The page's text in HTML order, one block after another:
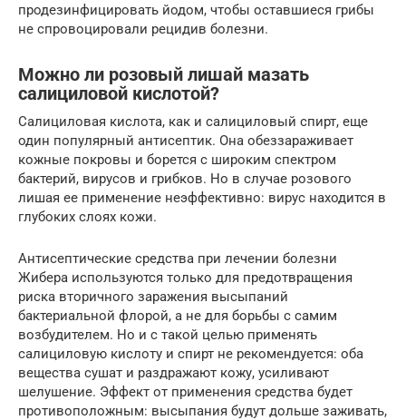
продезинфицировать йодом, чтобы оставшиеся грибы
не спровоцировали рецидив болезни.
Можно ли розовый лишай мазать
салициловой кислотой?
Салициловая кислота, как и салициловый спирт, еще
один популярный антисептик. Она обеззараживает
кожные покровы и борется с широким спектром
бактерий, вирусов и грибков. Но в случае розового
лишая ее применение неэффективно: вирус находится в
глубоких слоях кожи.
Антисептические средства при лечении болезни
Жибера используются только для предотвращения
риска вторичного заражения высыпаний
бактериальной флорой, а не для борьбы с самим
возбудителем. Но и с такой целью применять
салициловую кислоту и спирт не рекомендуется: оба
вещества сушат и раздражают кожу, усиливают
шелушение. Эффект от применения средства будет
противоположным: высыпания будут дольше заживать,